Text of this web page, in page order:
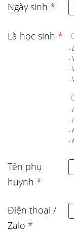
Ngày sinh *
Là học sinh *
-
-
-
-
-
-
-
-
Tên phụ
huynh *
Điện thoại /
Zalo *